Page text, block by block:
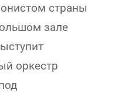
страны
зале
оркестр